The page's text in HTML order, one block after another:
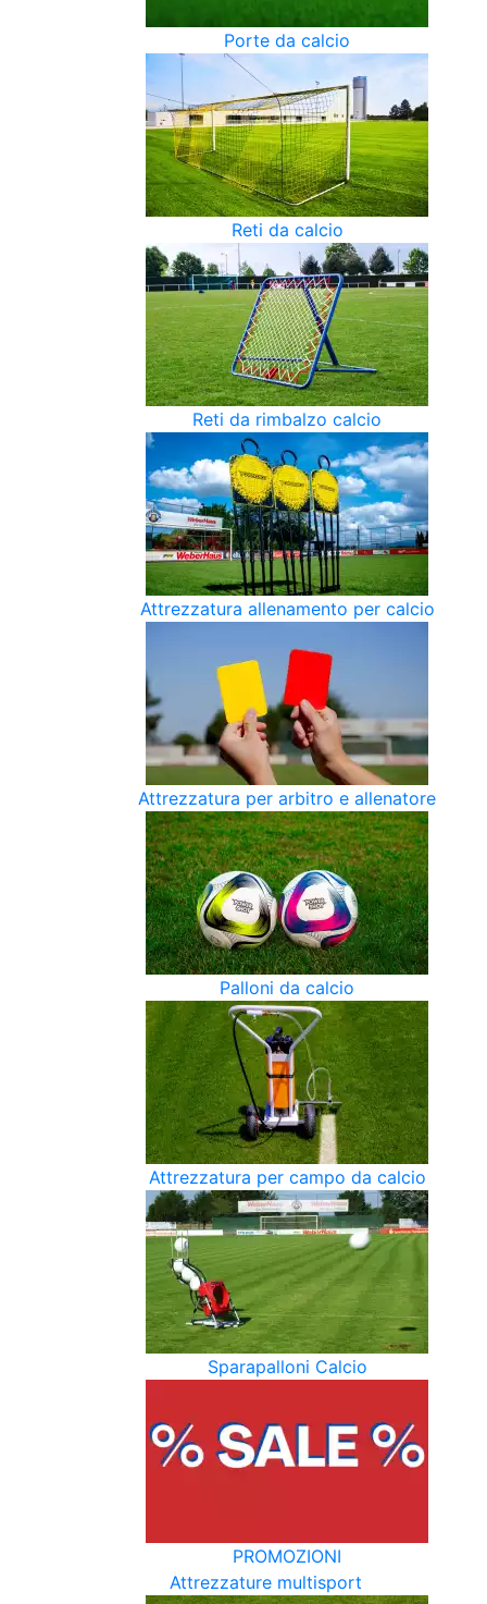
Porte da calcio
Reti da calcio
Reti da rimbalzo calcio
Attrezzatura allenamento per calcio
Attrezzatura per arbitro e allenatore
Palloni da calcio
Attrezzatura per campo da calcio
Sparapalloni Calcio
PROMOZIONI
Attrezzature multisport